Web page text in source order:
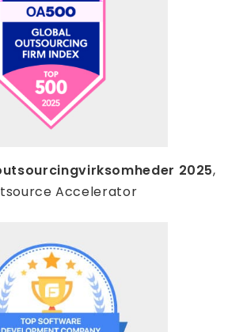
2025,
Accelerator